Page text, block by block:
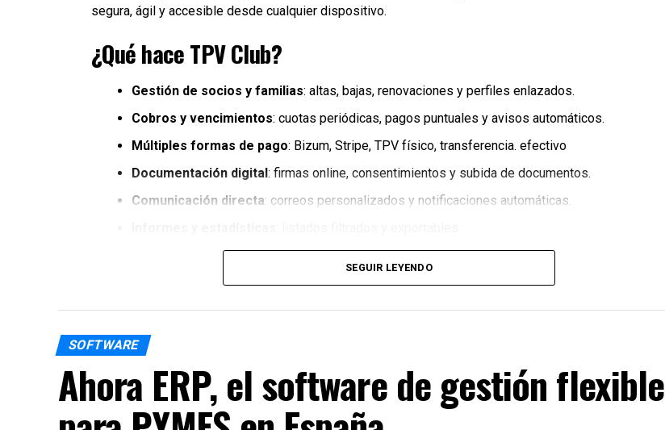
segura, ágil y accesible desde cualquier dispositivo.
¿Qué hace TPV Club?
Gestión de socios y familias: altas, bajas, renovaciones y perfiles enlazados.
Cobros y vencimientos: cuotas periódicas, pagos puntuales y avisos automáticos.
Múltiples formas de pago: Bizum, Stripe, TPV físico, transferencia. efectivo
Documentación digital: firmas online, consentimientos y subida de documentos.
Comunicación directa: correos personalizados y notificaciones automáticas.
Ahorro de tiempo: automatización de procesos administrativos.
Transparencia: socios y junta acceden a la información de forma clara.
SEGUIR LEYENDO
SOFTWARE
Ahora ERP, el software de gestión flexible